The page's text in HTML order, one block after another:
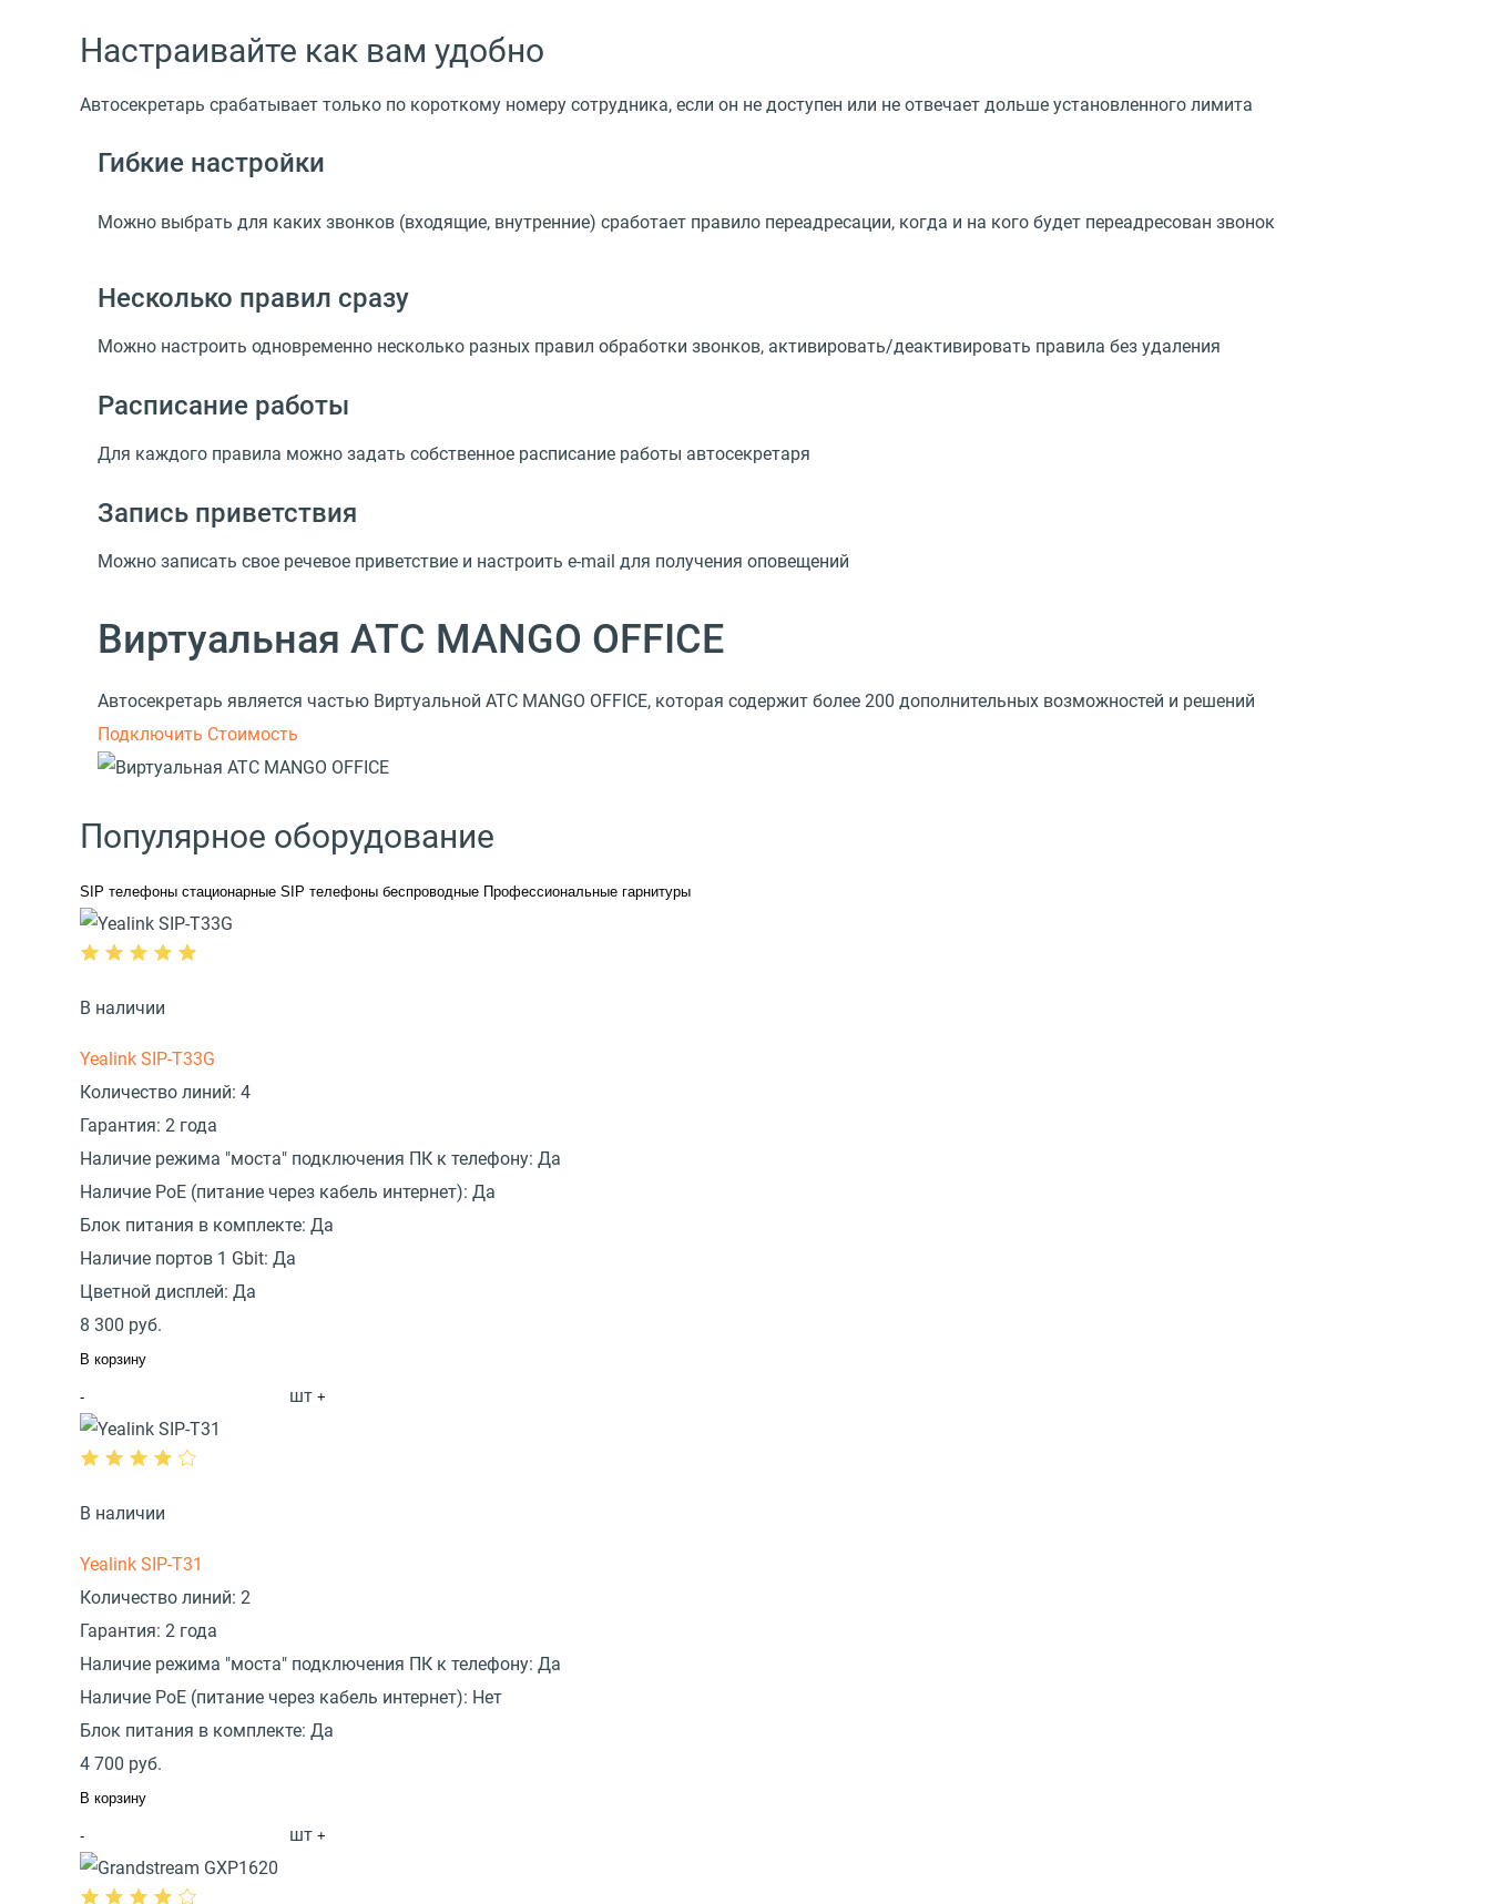
Настраивайте как вам удобно
Автосекретарь срабатывает только по короткому номеру сотрудника, если он не доступен или не отвечает дольше установленного лимита
Гибкие настройки
Можно выбрать для каких звонков (входящие, внутренние) сработает правило переадресации, когда и на кого будет переадресован звонок
Несколько правил сразу
Можно настроить одновременно несколько разных правил обработки звонков, активировать/деактивировать правила без удаления
Расписание работы
Для каждого правила можно задать собственное расписание работы автосекретаря
Запись приветствия
Можно записать свое речевое приветствие и настроить e-mail для получения оповещений
Виртуальная АТС MANGO OFFICE
Автосекретарь является частью Виртуальной АТС MANGO OFFICE, которая содержит более 200 дополнительных возможностей и решений
Подключить Стоимость
Популярное оборудование
SIP телефоны стационарные SIP телефоны беспроводные Профессиональные гарнитуры
В наличии
Yealink SIP-T33G
Количество линий: 4
Гарантия: 2 года
Наличие режима "моста" подключения ПК к телефону: Да
Наличие PoE (питание через кабель интернет): Да
Блок питания в комплекте: Да
Наличие портов 1 Gbit: Да
Цветной дисплей: Да
8 300 руб.
В корзину
- шт +
В наличии
Yealink SIP-T31
Количество линий: 2
Гарантия: 2 года
Наличие режима "моста" подключения ПК к телефону: Да
Наличие PoE (питание через кабель интернет): Нет
Блок питания в комплекте: Да
4 700 руб.
В корзину
- шт +